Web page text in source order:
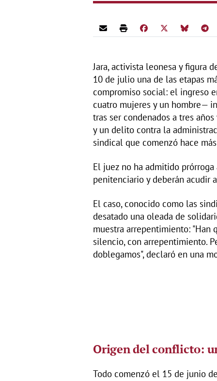
Jara, activista leonesa y figura
10 de julio una de las etapas
compromiso social: el ingreso
cuatro mujeres y un hombre—
tras ser condenados a tres
y un delito contra la
sindical que comenzó hace
El juez no ha admitido
penitenciario y deberán acudir
El caso, conocido como las
desatado una oleada de
muestra arrepentimiento: "Han
silencio, con arrepentimiento.
doblegamos", declaró en una
Origen del conflicto:
Todo comenzó el 15 de junio